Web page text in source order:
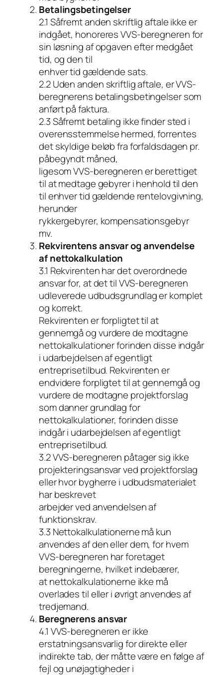
Betalingsbetingelser
2.1 Såfremt anden skriftlig aftale ikke er
indgået, honoreres VVS-beregneren for
sin løsning af opgaven efter medgået
tid, og den til
enhver tid gældende sats.
2.2 Uden anden skriftlig aftale, er VVS-
beregnerens betalingsbetingelser som
anført på faktura.
2.3 Såfremt betaling ikke finder sted i
overensstemmelse hermed, forrentes
det skyldige beløb fra forfaldsdagen pr.
påbegyndt måned,
ligesom VVS-beregneren er berettiget
til at medtage gebyrer i henhold til den
til enhver tid gældende rentelovgivning,
herunder
rykkergebyrer, kompensationsgebyr
mv.
Rekvirentens ansvar og anvendelse
af nettokalkulation
3.1 Rekvirenten har det overordnede
ansvar for, at det til VVS-beregneren
udleverede udbudsgrundlag er komplet
og korrekt.
Rekvirenten er forpligtet til at
gennemgå og vurdere de modtagne
nettokalkulationer forinden disse indgår
i udarbejdelsen af egentligt
entreprisetilbud. Rekvirenten er
endvidere forpligtet til at gennemgå og
vurdere de modtagne projektforslag
som danner grundlag for
nettokalkulationer, forinden disse
indgår i udarbejdelsen af egentligt
entreprisetilbud.
3.2 VVS-beregneren påtager sig ikke
projekteringsansvar ved projektforslag
eller hvor bygherre i udbudsmaterialet
har beskrevet
arbejder ved anvendelsen af
funktionskrav.
3.3 Nettokalkulationerne må kun
anvendes af den eller dem, for hvem
VVS-beregneren har foretaget
beregningerne, hvilket indebærer,
at nettokalkulationerne ikke må
overlades til eller i øvrigt anvendes af
tredjemand.
Beregnerens ansvar
4.1 VVS-beregneren er ikke
erstatningsansvarlig for direkte eller
indirekte tab, der måtte være en følge af
fejl og unøjagtigheder i